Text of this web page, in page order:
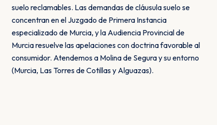
suelo reclamables. Las demandas de cláusula suelo se
concentran en el Juzgado de Primera Instancia
especializado de Murcia, y la Audiencia Provincial de
Murcia resuelve las apelaciones con doctrina favorable al
consumidor. Atendemos a Molina de Segura y su entorno
(Murcia, Las Torres de Cotillas y Alguazas).